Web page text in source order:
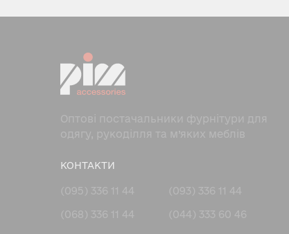
Оптові постачальники фурнітури для
одягу, рукоділля та м’яких меблів
КОНТАКТИ
(095) 336 11 44
(093) 336 11 44
(068) 336 11 44
(044) 333 60 46